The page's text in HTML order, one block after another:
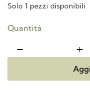
Solo 1 pezzi disponibili
Quantità